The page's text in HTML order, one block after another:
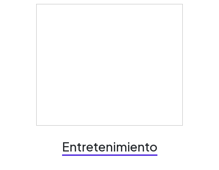
Entretenimiento